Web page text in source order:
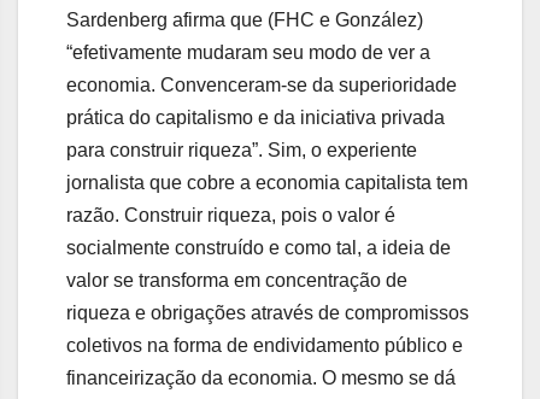
Sardenberg afirma que (FHC e González)
“efetivamente mudaram seu modo de ver a
economia. Convenceram-se da superioridade
prática do capitalismo e da iniciativa privada
para construir riqueza”. Sim, o experiente
jornalista que cobre a economia capitalista tem
razão. Construir riqueza, pois o valor é
socialmente construído e como tal, a ideia de
valor se transforma em concentração de
riqueza e obrigações através de compromissos
coletivos na forma de endividamento público e
financeirização da economia. O mesmo se dá